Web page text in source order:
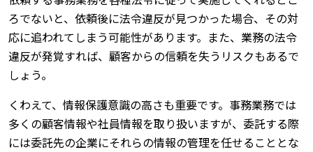
ろでないと、依頼後に法令違反が見つかった場合、その対
応に追われてしまう可能性があります。また、業務の法令
違反が発覚すれば、顧客からの信頼を失うリスクもあるで
しょう。
くわえて、情報保護意識の高さも重要です。事務業務では
多くの顧客情報や社員情報を取り扱いますが、委託する際
には委託先の企業にそれらの情報の管理を任せることとな